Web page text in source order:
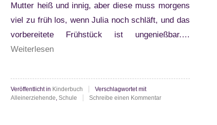
Mutter heiß und innig, aber diese muss morgens
viel zu früh los, wenn Julia noch schläft, und das
vorbereitete Frühstück ist ungenießbar.…
Weiterlesen“Barbara
Eine
Frühstücksfee
Veröffentlicht in Kinderbuch
Verschlagwortet mit
Alleinerziehende,Schule Schreibe einen Kommentarzu